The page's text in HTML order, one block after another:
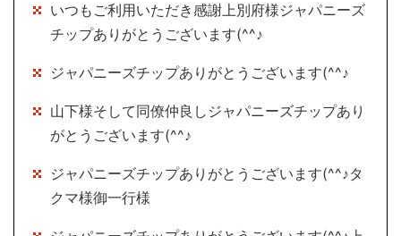
いつもご利用いただき感謝上別府様ジャパニーズ
チップありがとうございます(^^♪
ジャパニーズチップありがとうございます(^^♪
山下様そして同僚仲良しジャパニーズチップあり
がとうございます(^^♪
ジャパニーズチップありがとうございます(^^♪タ
クマ様御一行様